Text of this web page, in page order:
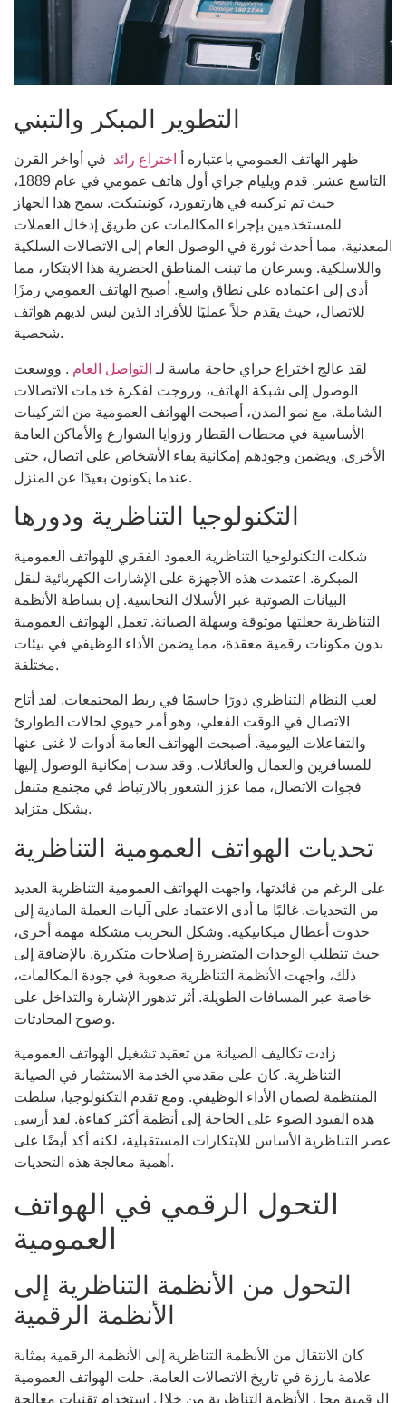
التطوير المبكر والتبني
ظهر الهاتف العمومي باعتباره أ اختراع رائد في أواخر القرن
التاسع عشر. قدم ويليام جراي أول هاتف عمومي في عام 1889،
حيث تم تركيبه في هارتفورد، كونيتيكت. سمح هذا الجهاز
للمستخدمين بإجراء المكالمات عن طريق إدخال العملات
المعدنية، مما أحدث ثورة في الوصول العام إلى الاتصالات السلكية
واللاسلكية. وسرعان ما تبنت المناطق الحضرية هذا الابتكار، مما
أدى إلى اعتماده على نطاق واسع. أصبح الهاتف العمومي رمزًا
للاتصال، حيث يقدم حلاً عمليًا للأفراد الذين ليس لديهم هواتف
شخصية.
لقد عالج اختراع جراي حاجة ماسة لـ التواصل العام . ووسعت
الوصول إلى شبكة الهاتف، وروجت لفكرة خدمات الاتصالات
الشاملة. مع نمو المدن، أصبحت الهواتف العمومية من التركيبات
الأساسية في محطات القطار وزوايا الشوارع والأماكن العامة
الأخرى. ويضمن وجودهم إمكانية بقاء الأشخاص على اتصال، حتى
عندما يكونون بعيدًا عن المنزل.
التكنولوجيا التناظرية ودورها
شكلت التكنولوجيا التناظرية العمود الفقري للهواتف العمومية
المبكرة. اعتمدت هذه الأجهزة على الإشارات الكهربائية لنقل
البيانات الصوتية عبر الأسلاك النحاسية. إن بساطة الأنظمة
التناظرية جعلتها موثوقة وسهلة الصيانة. تعمل الهواتف العمومية
بدون مكونات رقمية معقدة، مما يضمن الأداء الوظيفي في بيئات
مختلفة.
لعب النظام التناظري دورًا حاسمًا في ربط المجتمعات. لقد أتاح
الاتصال في الوقت الفعلي، وهو أمر حيوي لحالات الطوارئ
والتفاعلات اليومية. أصبحت الهواتف العامة أدوات لا غنى عنها
للمسافرين والعمال والعائلات. وقد سدت إمكانية الوصول إليها
فجوات الاتصال، مما عزز الشعور بالارتباط في مجتمع متنقل
بشكل متزايد.
تحديات الهواتف العمومية التناظرية
على الرغم من فائدتها، واجهت الهواتف العمومية التناظرية العديد
من التحديات. غالبًا ما أدى الاعتماد على آليات العملة المادية إلى
حدوث أعطال ميكانيكية. وشكل التخريب مشكلة مهمة أخرى،
حيث تتطلب الوحدات المتضررة إصلاحات متكررة. بالإضافة إلى
ذلك، واجهت الأنظمة التناظرية صعوبة في جودة المكالمات،
خاصة عبر المسافات الطويلة. أثر تدهور الإشارة والتداخل على
وضوح المحادثات.
زادت تكاليف الصيانة من تعقيد تشغيل الهواتف العمومية
التناظرية. كان على مقدمي الخدمة الاستثمار في الصيانة
المنتظمة لضمان الأداء الوظيفي. ومع تقدم التكنولوجيا، سلطت
هذه القيود الضوء على الحاجة إلى أنظمة أكثر كفاءة. لقد أرسى
عصر التناظرية الأساس للابتكارات المستقبلية، لكنه أكد أيضًا على
أهمية معالجة هذه التحديات.
التحول الرقمي في الهواتف
العمومية
التحول من الأنظمة التناظرية إلى
الأنظمة الرقمية
كان الانتقال من الأنظمة التناظرية إلى الأنظمة الرقمية بمثابة
علامة بارزة في تاريخ الاتصالات العامة. حلت الهواتف العمومية
الرقمية محل الأنظمة التناظرية من خلال استخدام تقنيات معالجة